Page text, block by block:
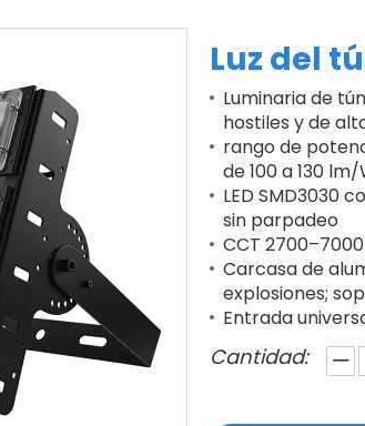
Luz del
Luminaria de
hostiles y de
rango de
de 100 a 130 lm/
LED SMD3030
sin parpadeo
CCT
Carcasa de
explosiones;
Entrada
Cantidad: